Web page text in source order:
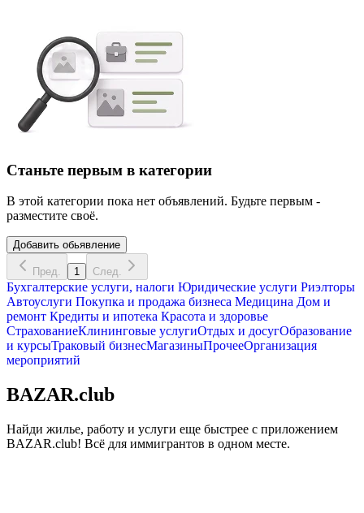
Станьте первым в категории
В этой категории пока нет объявлений. Будьте первым -
разместите своё.
Добавить обьявление
Пред. 1 След.
Бухгалтерские услуги, налоги Юридические услуги Риэлторы
Автоуслуги Покупка и продажа бизнеса Медицина Дом и
ремонт Кредиты и ипотека Красота и здоровье
СтрахованиеКлининговые услугиОтдых и досугОбразование
и курсыТраковый бизнесМагазиныПрочееОрганизация
мероприятий
BAZAR.club
Найди жилье, работу и услуги еще быстрее с приложением
BAZAR.club! Всё для иммигрантов в одном месте.